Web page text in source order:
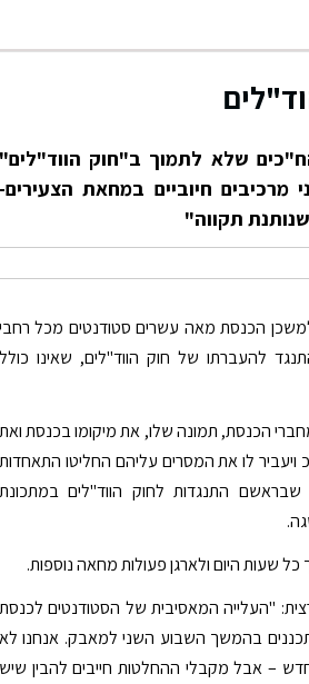
שלא לתמוך ב"חוק הווד"לים"
חיוביים במחאת הצעירים-
תקווה"
יגיעו למשכן הכנסת מאה עשרים סטודנטים מכל רחבי
להעברתו של חוק הווד"לים, שאינו כולל
הכנסת, תמונה שלו, את מיקומו בכנסת ואת
לו את המסרים עליהם החליטו התאחדות
שבראשם התנגדות לחוק הווד"לים במתכונת
שעות היום ולארגן פעולות מחאה נוספות.
"העלייה המאסיבית של הסטודנטים לכנסת
בהמשך השבוע השני למאבק. אנחנו לא
– אבל מקבלי ההחלטות חייבים להבין שיש